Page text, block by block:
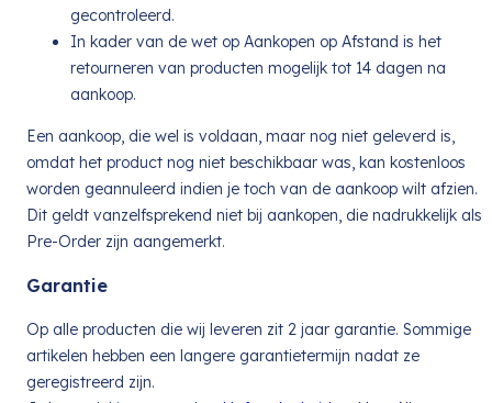
gecontroleerd.
In kader van de wet op Aankopen op Afstand is het
retourneren van producten mogelijk tot 14 dagen na
aankoop.
Een aankoop, die wel is voldaan, maar nog niet geleverd is,
omdat het product nog niet beschikbaar was, kan kostenloos
worden geannuleerd indien je toch van de aankoop wilt afzien.
Dit geldt vanzelfsprekend niet bij aankopen, die nadrukkelijk als
Pre-Order zijn aangemerkt.
Garantie
Op alle producten die wij leveren zit 2 jaar garantie. Sommige
artikelen hebben een langere garantietermijn nadat ze
geregistreerd zijn.